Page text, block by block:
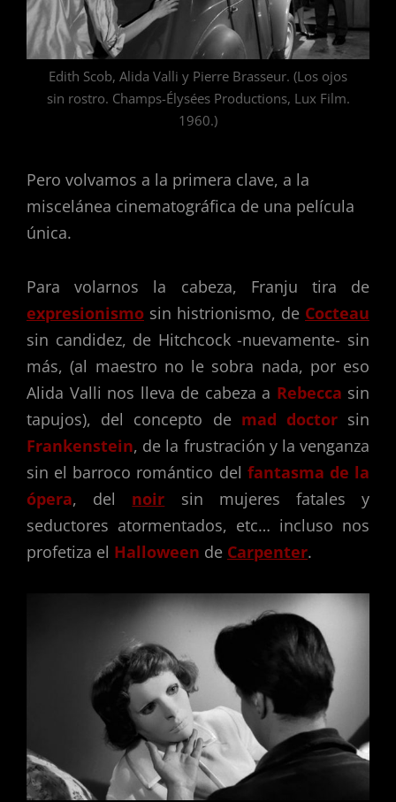
Edith Scob, Alida Valli y Pierre Brasseur. (Los ojos
sin rostro. Champs-Élysées Productions, Lux Film.
1960.)
Pero volvamos a la primera clave, a la
miscelánea cinematográfica de una película
única.
Para volarnos la cabeza, Franju tira de
expresionismo sin histrionismo, de Cocteau
sin candidez, de Hitchcock -nuevamente- sin
más, (al maestro no le sobra nada, por eso
Alida Valli nos lleva de cabeza a Rebecca sin
tapujos), del concepto de mad doctorsin
Frankenstein, de la frustración y la venganza
sin el barroco romántico del fantasma de la
ópera, del noir sin mujeres fatales y
seductores atormentados, etc… incluso nos
profetiza el Halloween de Carpenter.